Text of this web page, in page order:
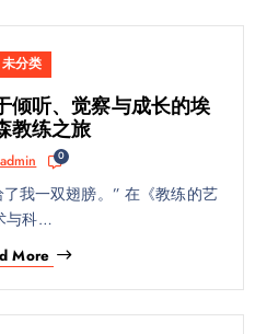
未分类
倾听、觉察与成长的埃
教练之旅
admin 0
我一双翅膀。” 在《教练的艺
与科…
More